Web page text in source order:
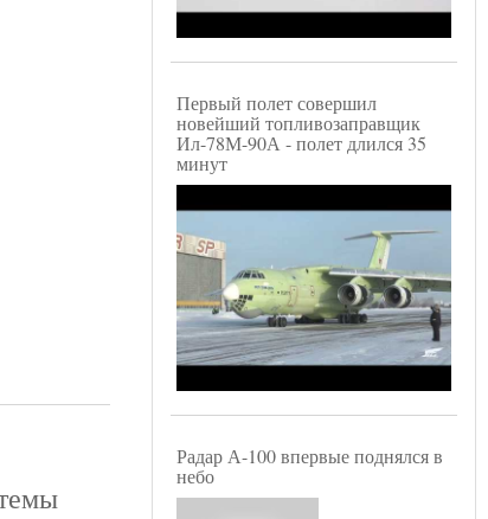
Первый полет совершил
новейший топливозаправщик
Ил-78М-90А - полет длился 35
минут
Радар А-100 впервые поднялся в
небо